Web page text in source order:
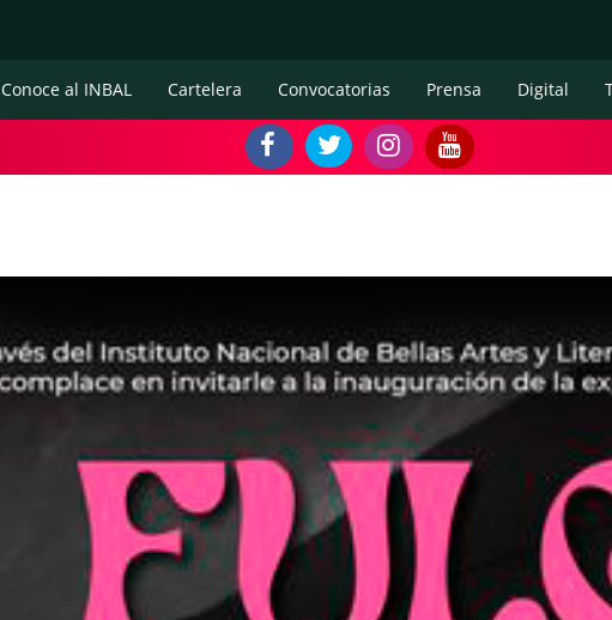
Conoce al INBAL Cartelera Convocatorias Prensa Digital